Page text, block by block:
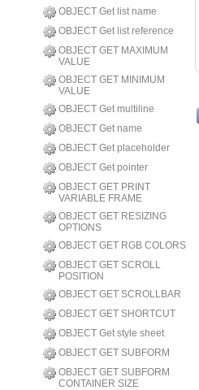
OBJECT Get list name
OBJECT Get list reference
OBJECT GET MAXIMUM
VALUE
OBJECT GET MINIMUM
VALUE
OBJECT Get multiline
OBJECT Get name
OBJECT Get placeholder
OBJECT Get pointer
OBJECT GET PRINT
VARIABLE FRAME
OBJECT GET RESIZING
OPTIONS
OBJECT GET RGB COLORS
OBJECT GET SCROLL
POSITION
OBJECT GET SCROLLBAR
OBJECT GET SHORTCUT
OBJECT Get style sheet
OBJECT GET SUBFORM
OBJECT GET SUBFORM
CONTAINER SIZE